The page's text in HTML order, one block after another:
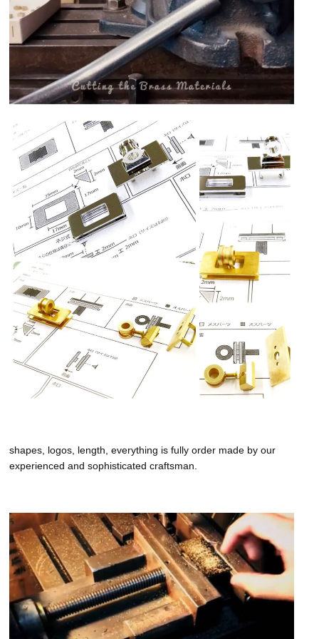
shapes, logos, length, everything is fully order made by our
experienced and sophisticated craftsman.